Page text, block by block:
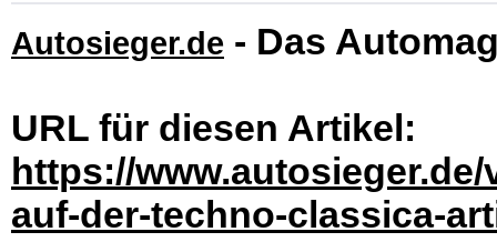
Autosieger.de - Das
URL für diesen Artikel:
https://
auf-der-techno-classica-